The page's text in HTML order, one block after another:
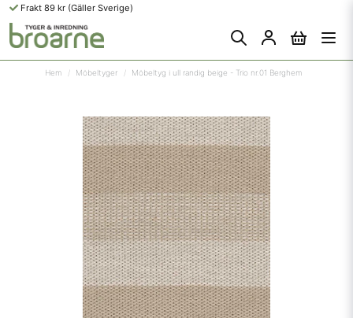
Frakt 89 kr (Gäller Sverige)
Hem Möbeltyger Möbeltyg i ull randig beige - Trio nr.01 Berghem